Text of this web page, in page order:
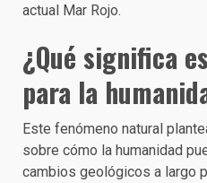
actual Mar Rojo.
¿Qué significa
para la
Este fenómeno natural
sobre cómo la humanidad
cambios geológicos a largo